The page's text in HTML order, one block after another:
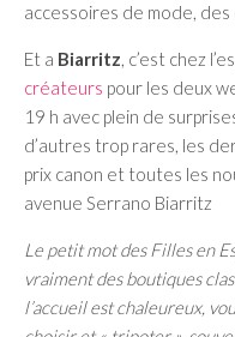
accessoires de mode,
Et a Biarritz, c’est chez
créateurs pour les deux
19 h avec plein de
d’autres trop rares, les
prix canon et toutes les
avenue Serrano Biarritz
Le petit mot des Filles en
vraiment des boutiques
l’accueil est chaleureux,